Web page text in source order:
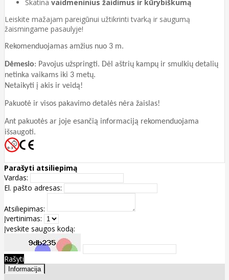
Skatina vaidmeninius žaidimus ir kūrybiškumą
Leiskite mažajam pareigūnui užtikrinti tvarką ir saugumą
žaismingame pasaulyje!
Rekomenduojamas amžius nuo 3 m.
Dėmesio: Pavojus užspringti. Dėl aštrių kampų ir smulkių detalių
netinka vaikams iki 3 metų.
Netaikyti į akis ir veidą!
Pakuotė ir visos pakavimo detalės nėra žaislas!
Ant pakuotės ar joje esančią informaciją rekomenduojama
išsaugoti.
Parašyti atsiliepimą
Vardas:
El. pašto adresas:
Atsiliepimas:
Įvertinimas:
Įveskite saugos kodą:
Rašyti
Informacija